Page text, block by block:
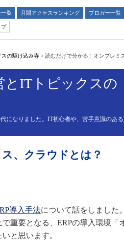
覧 月間アクセスランキング ブロガー一覧
プ
の駆け込み寺 > 読むだけで分かる！オンプレミ
とITトピックスの
になりました。IT初心者や、苦手意識のある
、クラウドとは？
導入手法について話をしました
重要となる、ERPの導入環境「
と思います。